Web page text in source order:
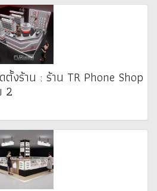
งร้าน : ร้าน TR Phone Shop
2